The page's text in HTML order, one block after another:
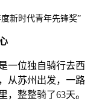
新时代青年先锋奖”
一位独自骑行去西
从苏州出发，一路
，整整骑了63天。